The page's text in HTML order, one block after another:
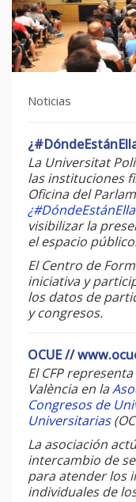
Noticias
La Universitat
las instituciones
Oficina del
visibilizar la
el espacio
El Centro de
iniciativa y
los datos de
y congresos.
OCUE //
El CFP
València en la
Congresos de
Universitarias
La asociación
intercambio de
para atender los
individuales de